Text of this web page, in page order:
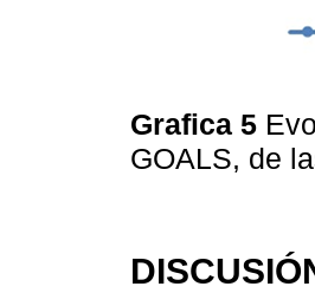
Grafica 5
GOALS, de